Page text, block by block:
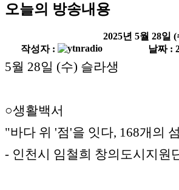
오늘의 방송내용
2025년 5월 28일
작성자 :
날짜 :
5월 28일 (수) 슬라생
○생활백서
"바다 위 '점'을 잇다, 168개의
- 인천시 임철희 창의도시지원